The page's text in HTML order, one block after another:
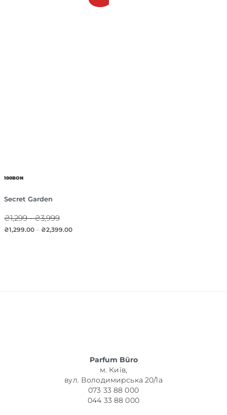
100BON
Secret Garden
₴1,299 - ₴3,999
₴1,299.00– ₴2,399.00
Parfum Büro
м. Київ,
вул. Володимирська 20/1а
073 33 88 000
044 33 88 000